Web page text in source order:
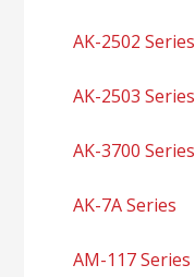
AK-2502 Series
AK-2503 Series
AK-3700 Series
AK-7A Series
AM-117 Series